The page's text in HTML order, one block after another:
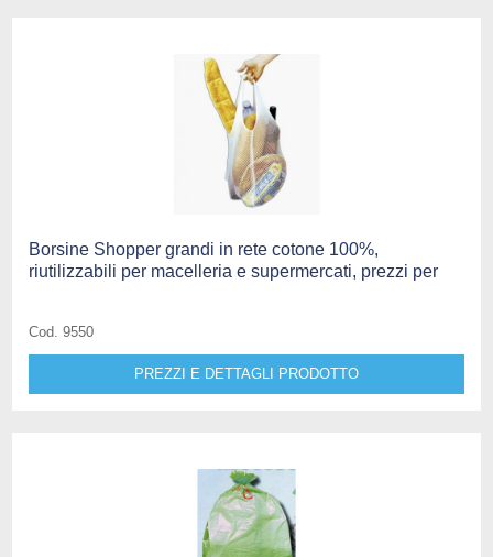
Borsine Shopper grandi in rete cotone 100%,
riutilizzabili per macelleria e supermercati, prezzi per
Cod. 9550
PREZZI E DETTAGLI PRODOTTO